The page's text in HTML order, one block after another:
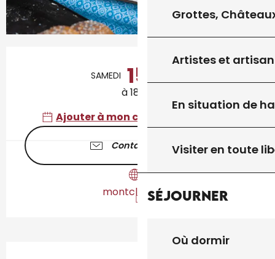
Grottes,
Artistes et
En situation de
Visiter en toute
Séjourner
Où dormir
Ouverture et coordonnées
SAMEDI 15
à 18:00
Ajouter à mon calendrier Google
Contactez-nous
montclera.org